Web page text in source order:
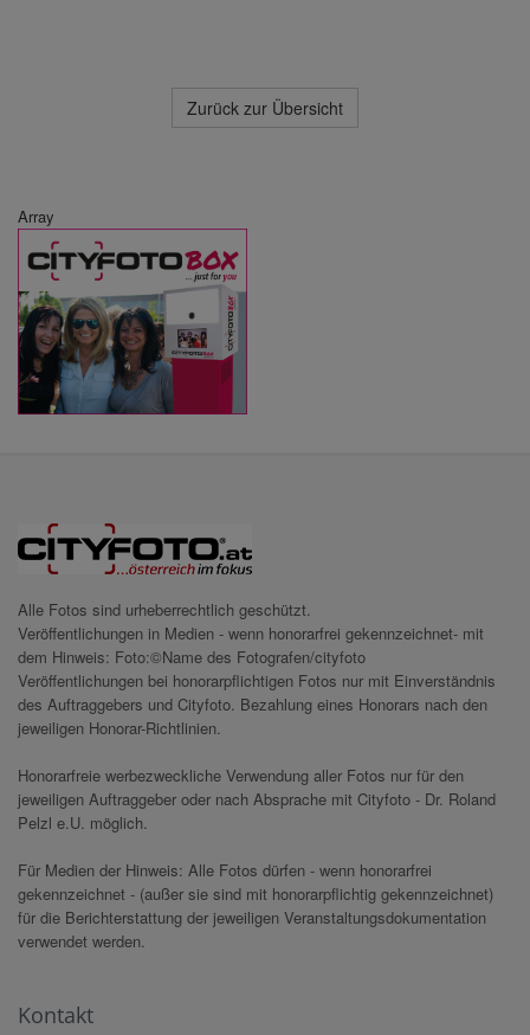
Zurück zur Übersicht
Array
Alle Fotos sind urheberrechtlich geschützt.
Veröffentlichungen in Medien - wenn honorarfrei gekennzeichnet- mit
dem Hinweis: Foto:©Name des Fotografen/cityfoto
Veröffentlichungen bei honorarpflichtigen Fotos nur mit Einverständnis
des Auftraggebers und Cityfoto. Bezahlung eines Honorars nach den
jeweiligen Honorar-Richtlinien.
Honorarfreie werbezweckliche Verwendung aller Fotos nur für den
jeweiligen Auftraggeber oder nach Absprache mit Cityfoto - Dr. Roland
Pelzl e.U. möglich.
Für Medien der Hinweis: Alle Fotos dürfen - wenn honorarfrei
gekennzeichnet - (außer sie sind mit honorarpflichtig gekennzeichnet)
für die Berichterstattung der jeweiligen Veranstaltungsdokumentation
verwendet werden.
Kontakt